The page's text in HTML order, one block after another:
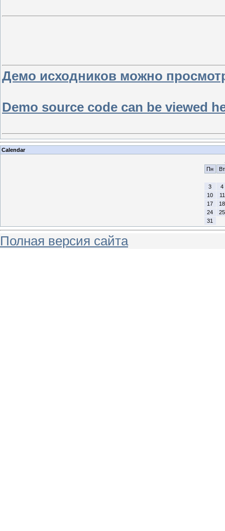
Демо исходников можно
Demo source code can be viewed
Calendar
Пн
Вт
3
4
10
11
17
18
24
25
31
Полная версия сайта